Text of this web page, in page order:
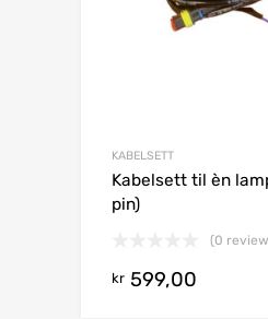
KABELSETT
Kabelsett til èn
pin)
(0
kr 599,00